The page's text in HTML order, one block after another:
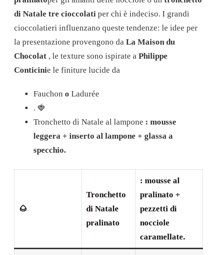
di Natale tre cioccolati per chi è indeciso. I grandi
cioccolatieri influenzano queste tendenze: le idee per
la presentazione provengono da La Maison du
Chocolat , le texture sono ispirate a Philippe
Conticinie le finiture lucide da
Fauchon o Ladurée
. 🍓
Tronchetto di Natale al lampone : mousse
leggera + inserto al lampone + glassa a
specchio.
🌰
Tronchetto
di Natale
pralinato
: mousse al
pralinato +
pezzetti di
nocciole
caramellate.